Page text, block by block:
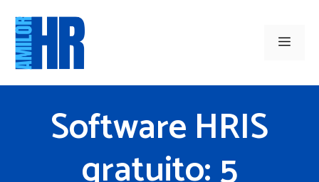
contenuto
Menu
Software HRIS